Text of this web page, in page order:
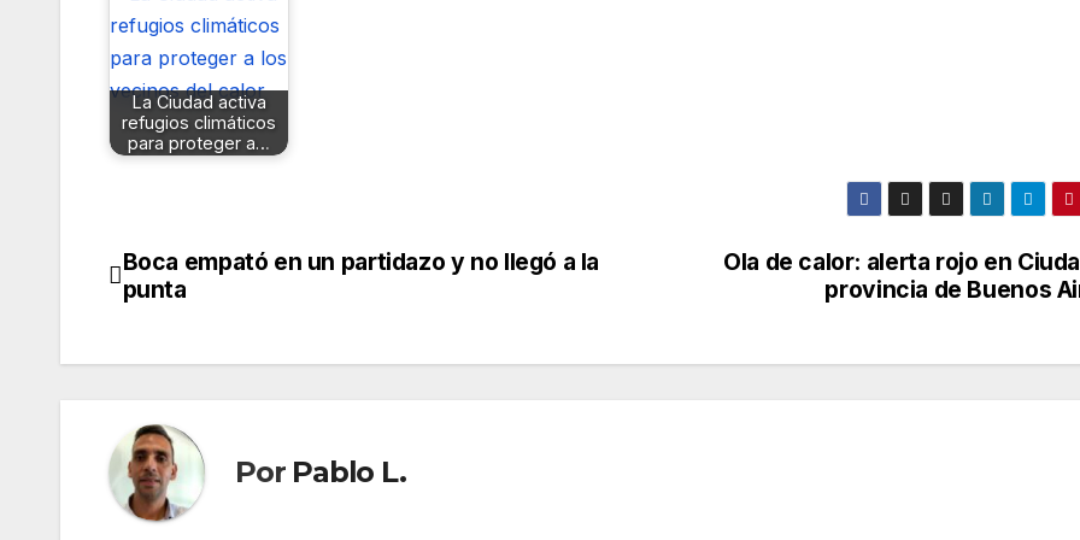
La Ciudad activa
refugios climáticos
para proteger a…
Navegación
entradas
Ola de calor: alerta rojo en
provincia de Buenos
Boca empató en un partidazo y no llegó a la
punta
Por Pablo L.